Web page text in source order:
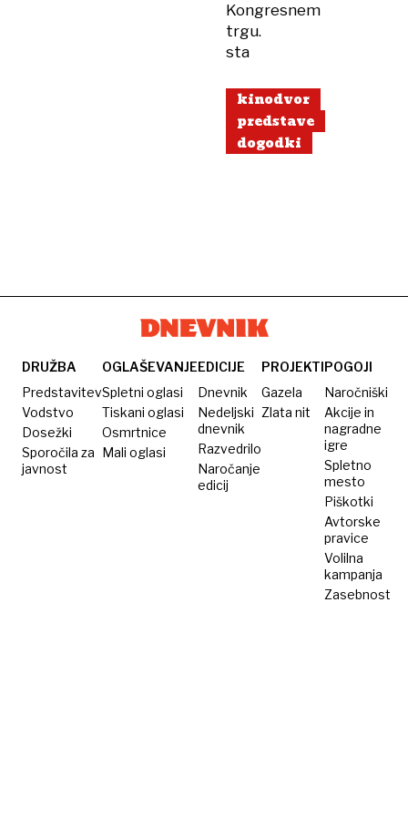
Kongresnem
trgu.
sta
kinodvor
predstave
dogodki
DRUŽBA
Predstavitev
Vodstvo
Dosežki
Sporočila za
javnost
OGLAŠEVANJE
Spletni oglasi
Tiskani oglasi
Osmrtnice
Mali oglasi
EDICIJE
Dnevnik
Nedeljski
dnevnik
Razvedrilo
Naročanje
edicij
PROJEKTI
Gazela
Zlata nit
POGOJI
Naročniški
Akcije in
nagradne
igre
Spletno
mesto
Piškotki
Avtorske
pravice
Volilna
kampanja
Zasebnost